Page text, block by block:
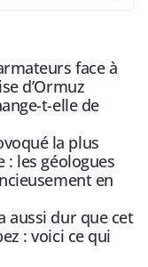
face à
d’Ormuz
t-elle de
la plus
: les géologues
en
aussi dur que cet
: voici ce qui